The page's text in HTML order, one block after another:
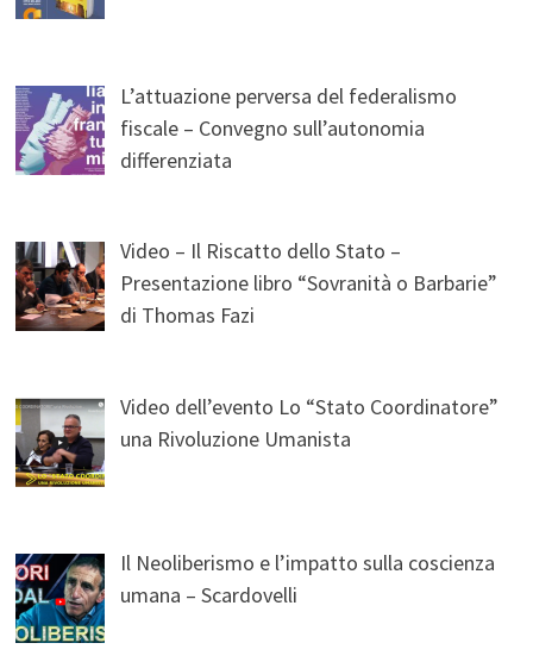
L’attuazione perversa del federalismo
fiscale – Convegno sull’autonomia
differenziata
Video – Il Riscatto dello Stato –
Presentazione libro “Sovranità o Barbarie”
di Thomas Fazi
Video dell’evento Lo “Stato Coordinatore”
una Rivoluzione Umanista
Il Neoliberismo e l’impatto sulla coscienza
umana – Scardovelli